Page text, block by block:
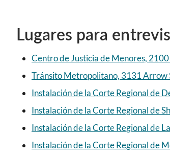
Lugares para
Centro de Justicia de Menores,
Tránsito Metropolitano, 3131 Arrow
Instalación de la Corte Regional de
Instalación de la Corte Regional de
Instalación de la Corte Regional de
Instalación de la Corte Regional de